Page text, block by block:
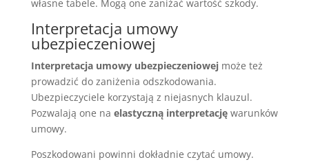
własne tabele. Mogą one zaniżać wartość szkody.
Interpretacja umowy
ubezpieczeniowej
Interpretacja umowy ubezpieczeniowejmoże też
prowadzić do zaniżenia odszkodowania.
Ubezpieczyciele korzystają z niejasnych klauzul.
Pozwalają one na elastyczną interpretacjęwarunków
umowy.
Poszkodowani powinni dokładnie czytać umowy.